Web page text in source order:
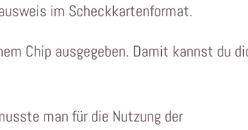
im Scheckkartenformat.
Chip ausgegeben. Damit kannst du
man für die Nutzung der